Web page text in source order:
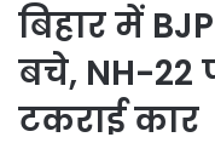
बिहार में
बचे, NH-22
टकराई कार